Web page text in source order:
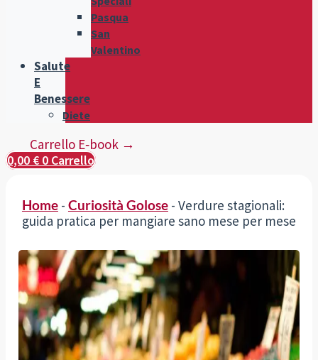
Pasqua
San
Valentino
Salute
E
Benessere
Diete
Carrello E‑book →
0,00 € 0 Carrello
Home- Curiosità Golose- Verdure stagionali:
guida pratica per mangiare sano mese per mese